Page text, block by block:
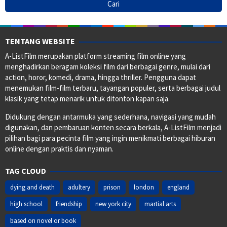
TENTANG WEBSITE
A-ListFilm merupakan platform streaming film online yang
menghadirkan beragam koleksi film dari berbagai genre, mulai dari
action, horor, komedi, drama, hingga thriller. Pengguna dapat
menemukan film-film terbaru, tayangan populer, serta berbagai judul
klasik yang tetap menarik untuk ditonton kapan saja.
Didukung dengan antarmuka yang sederhana, navigasi yang mudah
digunakan, dan pembaruan konten secara berkala, A-ListFilm menjadi
pilihan bagi para pecinta film yang ingin menikmati berbagai hiburan
online dengan praktis dan nyaman.
TAG CLOUD
dying and death adultery prison london
england
high school
friendship new york city
martial arts
based on novel or book